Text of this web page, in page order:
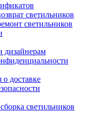
светильников
светильников
дизайнерам
доставке
светильников